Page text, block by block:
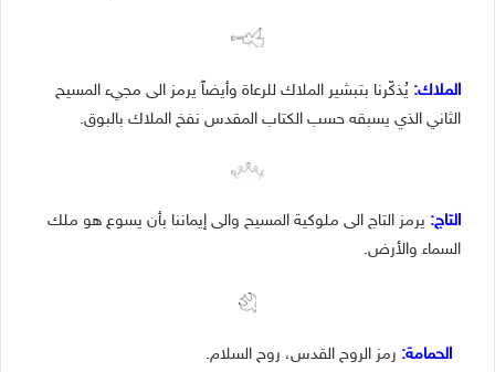
الملاك: يُذكّرنا بتبشير الملاك للرعاة وأيضاً يرمز الى مجيء المسيح
الثاني الذي يسبقه حسب الكتاب المقدس نفخ الملاك بالبوق.
التاج: يرمز التاج الى ملوكية المسيح والى إيماننا بأن يسوع هو ملك
السماء والأرض.
الحمامة: رمز الروح القدس، روح السلام.